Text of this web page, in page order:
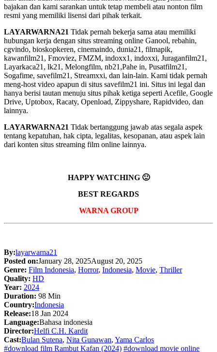
bajakan dan kami sarankan untuk tetap membeli atau nonton film
resmi yang memiliki lisensi dari pihak terkait.
LAYARWARNA21 Tidak pernah bekerja sama atau memiliki
hubungan kerja dengan situs streaming online Ganool, rebahin,
cgvindo, bioskopkeren, cinemaindo, dunia21, filmapik,
kawanfilm21, Fmoviez, FMZM, indoxx1, indoxxi, Juraganfilm21,
Layarkaca21, lk21, Melongfilm, nb21,Pahe in, Pusatfilm21,
Sogafime, savefilm21, Streamxxi, dan lain-lain. Kami tidak pernah
meng-host video apapun di situs savefilm21 ini. Situs ini legal dan
hanya berisi tautan menuju situs pihak ketiga seperti Acefile, Google
Drive, Uptobox, Racaty, Openload, Zippyshare, Rapidvideo, dan
lainnya.
LAYARWARNA21 Tidak bertanggung jawab atas segala aspek
tentang kepatuhan, hak cipta, legalitas, kesopanan, atau aspek lain
dari konten situs streaming film online lainnya.
HAPPY WATCHING 🙂
BEST REGARDS
WARNA GROUP
By:layarwarna21
Posted on:January 28, 2025August 20, 2025
Genre: Film Indonesia, Horror, Indonesia, Movie, Thriller
Quality: HD
Year: 2024
Duration: 98 Min
Country:Indonesia
Release:18 Jan 2024
Language:Bahasa indonesia
Director:Helfi C.H. Kardit
Cast:Bulan Sutena, Nita Gunawan, Yama Carlos
#download film Rambut Kafan (2024) #download movie online